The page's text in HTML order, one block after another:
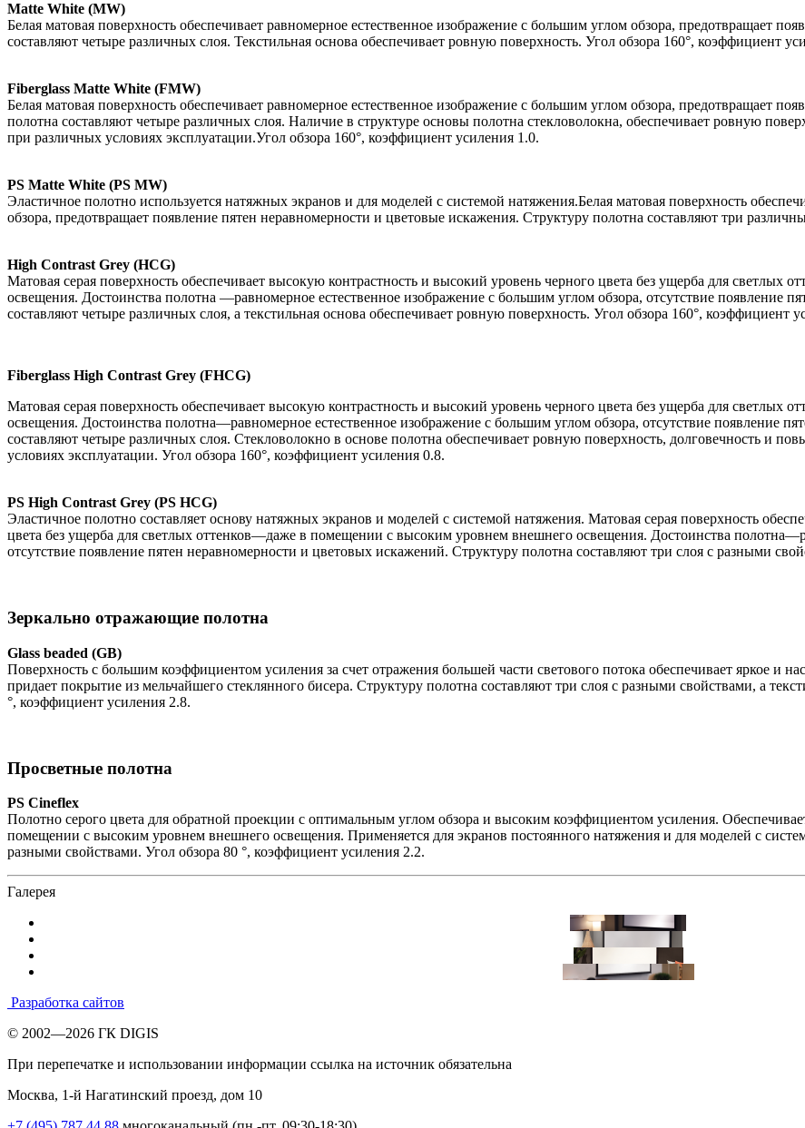
Matte White (MW)
Белая матовая поверхность обеспечивает равномерное естественное изображение с большим углом обзора, предотвращает
составляют четыре различных слоя. Текстильная основа обеспечивает ровную поверхность. Угол обзора 160°, коэффициент
Fiberglass Matte White (FMW)
Белая матовая поверхность обеспечивает равномерное естественное изображение с большим углом обзора, предотвращает
полотна составляют четыре различных слоя. Наличие в структуре основы полотна стекловолокна, обеспечивает ровную
при различных условиях эксплуатации.Угол обзора 160°, коэффициент усиления 1.0.
PS Matte White (PS MW)
Эластичное полотно используется натяжных экранов и для моделей с системой натяжения.Белая матовая поверхность
обзора, предотвращает появление пятен неравномерности и цветовые искажения. Структуру полотна составляют три
High Contrast Grey (HCG)
Матовая серая поверхность обеспечивает высокую контрастность и высокий уровень черного цвета без ущерба для
освещения. Достоинства полотна —равномерное естественное изображение с большим углом обзора, отсутствие появление
составляют четыре различных слоя, а текстильная основа обеспечивает ровную поверхность. Угол обзора 160°, коэффициент
Fiberglass High Contrast Grey (FHCG)
Матовая серая поверхность обеспечивает высокую контрастность и высокий уровень черного цвета без ущерба для
освещения. Достоинства полотна—равномерное естественное изображение с большим углом обзора, отсутствие появление
составляют четыре различных слоя. Стекловолокно в основе полотна обеспечивает ровную поверхность, долговечность и
условиях эксплуатации. Угол обзора 160°, коэффициент усиления 0.8.
PS High Contrast Grey (PS HCG)
Эластичное полотно составляет основу натяжных экранов и моделей с системой натяжения. Матовая серая поверхность
цвета без ущерба для светлых оттенков—даже в помещении с высоким уровнем внешнего освещения. Достоинства
отсутствие появление пятен неравномерности и цветовых искажений. Структуру полотна составляют три слоя с разными
Зеркально отражающие полотна
Glass beaded (GB)
Поверхность с большим коэффициентом усиления за счет отражения большей части светового потока обеспечивает яркое
придает покрытие из мельчайшего стеклянного бисера. Структуру полотна составляют три слоя с разными свойствами, а
°, коэффициент усиления 2.8.
Просветные полотна
PS Cineflex
Полотно серого цвета для обратной проекции с оптимальным углом обзора и высоким коэффициентом усиления.
помещении с высоким уровнем внешнего освещения. Применяется для экранов постоянного натяжения и для моделей с
разными свойствами. Угол обзора 80 °, коэффициент усиления 2.2.
Галерея
Разработка сайтов
© 2002—2026 ГК DIGIS
При перепечатке и использовании информации ссылка на источник обязательна
Москва, 1-й Нагатинский проезд, дом 10